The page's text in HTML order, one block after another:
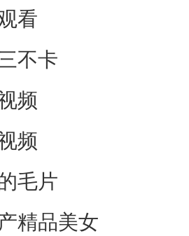
看
不卡
频
频
毛片
精品美女